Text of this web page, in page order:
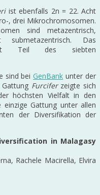
ist ebenfalls 2n = 22. Acht
, drei Mikrochromosomen.
sind metazentrisch,
Das
ist Teil des siebten
sind bei GenBank unter der
Furciferzeigte sich
höchsten Vielfalt in den
einzige Gattung unter allen
der Diversifikation der
in Malagasy
Rachele Macirella, Elvira